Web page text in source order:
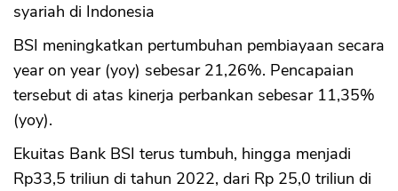
syariah di Indonesia
BSI meningkatkan pertumbuhan pembiayaan secara
year on year (yoy) sebesar 21,26%. Pencapaian
tersebut di atas kinerja perbankan sebesar 11,35%
(yoy).
Ekuitas Bank BSI terus tumbuh, hingga menjadi
Rp33,5 triliun di tahun 2022, dari Rp 25,0 triliun di